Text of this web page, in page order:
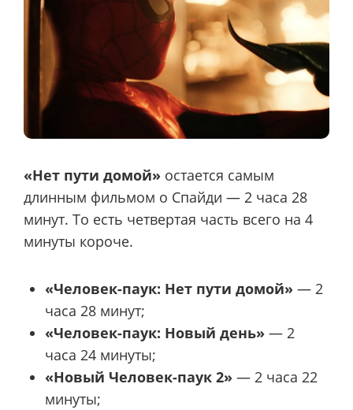
«Нет пути домой» остается самым
длинным фильмом о Спайди — 2 часа 28
минут. То есть четвертая часть всего на 4
минуты короче.
«Человек-паук: Нет пути домой» — 2
часа 28 минут;
«Человек-паук: Новый день» — 2
часа 24 минуты;
«Новый Человек-паук 2» — 2 часа 22
минуты;